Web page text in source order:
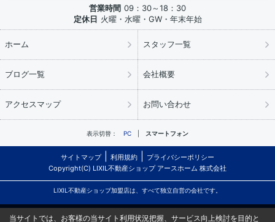
営業時間 09：30～18：30
定休日 火曜・水曜・GW・年末年始
ホーム スタッフ一覧
ブログ一覧 会社概要
アクセスマップ お問い合わせ
表示切替： PC スマートフォン
サイトマップ 利用規約
プライバシーポリシー
Copyright(C) LIXIL不動産ショップ アースホーム 株式会社
LIXIL不動産ショップ加盟店は、すべて独立自営の会社です。
当サイトでは、お客様の当サイト利用状況把握、サービス向上検討を目的と